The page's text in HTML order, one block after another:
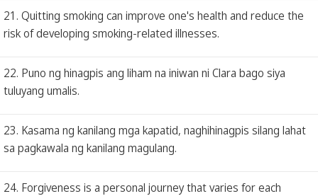
21. Quitting smoking can improve one's health and reduce the
risk of developing smoking-related illnesses.
22. Puno ng hinagpis ang liham na iniwan ni Clara bago siya
tuluyang umalis.
23. Kasama ng kanilang mga kapatid, naghihinagpis silang lahat
sa pagkawala ng kanilang magulang.
24. Forgiveness is a personal journey that varies for each